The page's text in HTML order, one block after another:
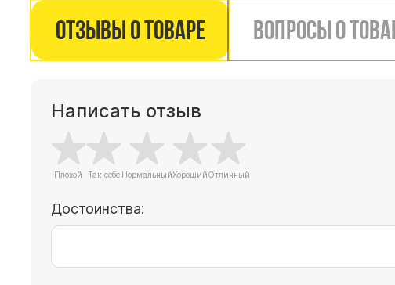
Отзывы о товаре Вопросы о
Написать отзыв
Достоинства: